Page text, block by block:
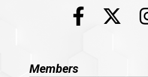
Members